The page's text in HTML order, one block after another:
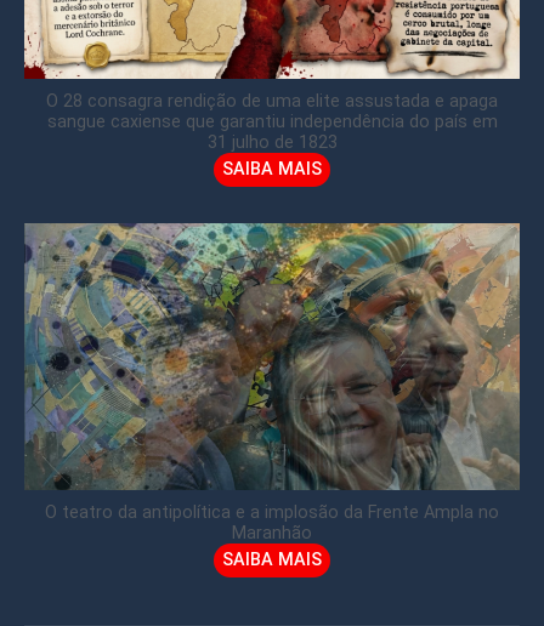
O 28 consagra rendição de uma elite assustada e apaga
sangue caxiense que garantiu independência do país em
31 julho de 1823
SAIBA MAIS
O teatro da antipolítica e a implosão da Frente Ampla no
Maranhão
SAIBA MAIS